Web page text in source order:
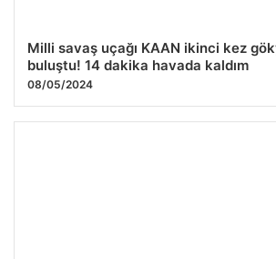
Milli savaş uçağı KAAN ikinci kez
buluştu! 14 dakika havada kaldım
08/05/2024